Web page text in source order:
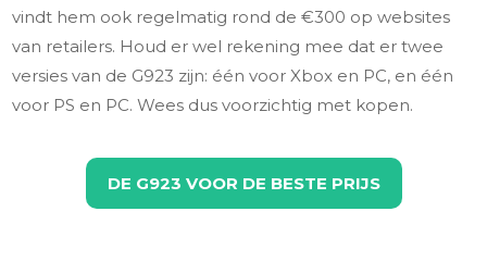
vindt hem ook regelmatig rond de €300 op websites
van retailers. Houd er wel rekening mee dat er twee
versies van de G923 zijn: één voor Xbox en PC, en één
voor PS en PC. Wees dus voorzichtig met kopen.
DE G923 VOOR DE BESTE PRIJS